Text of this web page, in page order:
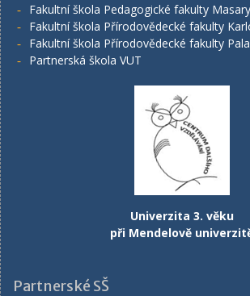
Fakultní škola Pedagogické fakulty
Fakultní škola Přírodovědecké fakulty
Fakultní škola Přírodovědecké fakulty
Partnerská škola VUT
Univerzita 3. věku
při Mendelově
Partnerské SŠ